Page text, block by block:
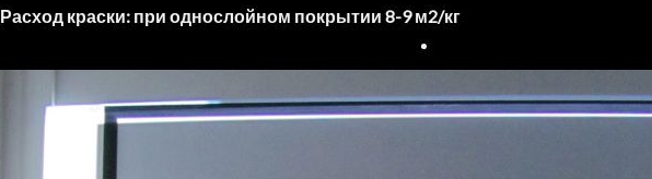
Расход краски: при однослойном покрытии 8-9 м2/кг